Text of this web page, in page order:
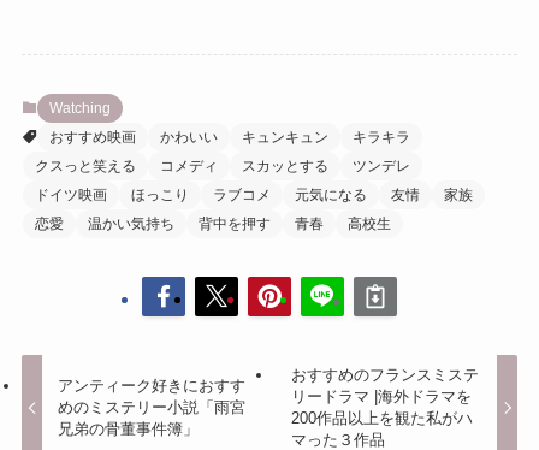
Watching
おすすめ映画
かわいい キュンキュン
キラキラ
クスっと笑える
コメディ スカッとする
ツンデレ
ドイツ映画
ほっこり ラブコメ 元気になる 友情
家族
恋愛
温かい気持ち 背中を押す 青春 高校生
アンティーク好きにおすす
めのミステリー小説「雨宮
兄弟の骨董事件簿」
おすすめのフランスミステ
リードラマ |海外ドラマを
200作品以上を観た私がハ
マった３作品